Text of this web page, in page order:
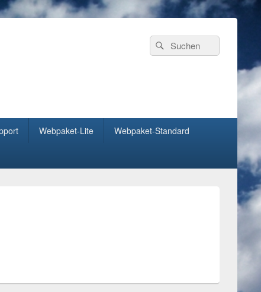
Header
Right
Search
for:
Search
Webpaket-Lite Webpaket-Standard